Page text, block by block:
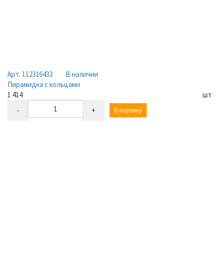
Арт. 112316433
В наличии
Пирамидка с кольцами
1 414
шт
-
+ В корзину